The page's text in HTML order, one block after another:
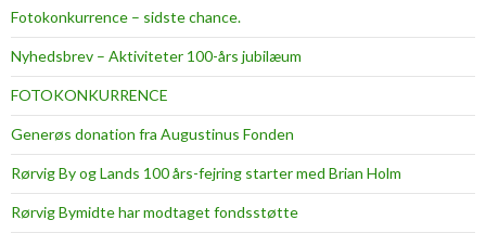
Fotokonkurrence – sidste chance.
Nyhedsbrev – Aktiviteter 100-års jubilæum
FOTOKONKURRENCE
Generøs donation fra Augustinus Fonden
Rørvig By og Lands 100 års-fejring starter med Brian Holm
Rørvig Bymidte har modtaget fondsstøtte